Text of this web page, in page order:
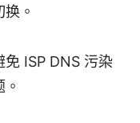
。
ISP DNS 污染